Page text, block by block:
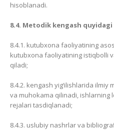
hisoblanadi.
8.4. Metodik kengash
8.4.1. kutubxona faoliyatining
kutubxona faoliyatining istiqbolli
qiladi;
8.4.2. kengash yig‘ilishlarida ilmiy
va muhokama qilinadi, ishlarning
rejalari tasdiqlanadi;
8.4.3. uslubiy nashrlar va